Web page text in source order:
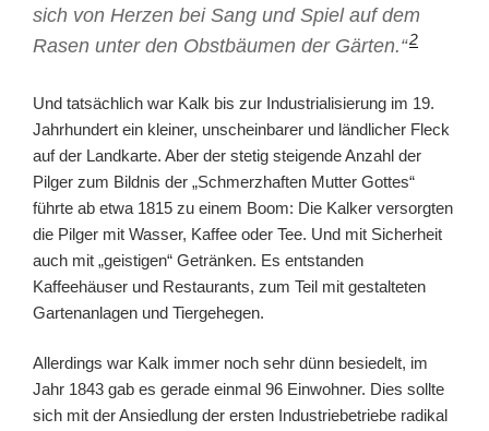
sich von Herzen bei Sang und Spiel auf dem
Rasen unter den Obstbäumen der Gärten.“2
Und tatsächlich war Kalk bis zur Industrialisierung im 19.
Jahrhundert ein kleiner, unscheinbarer und ländlicher Fleck
auf der Landkarte. Aber der stetig steigende Anzahl der
Pilger zum Bildnis der „Schmerzhaften Mutter Gottes“
führte ab etwa 1815 zu einem Boom: Die Kalker versorgten
die Pilger mit Wasser, Kaffee oder Tee. Und mit Sicherheit
auch mit „geistigen“ Getränken. Es entstanden
Kaffeehäuser und Restaurants, zum Teil mit gestalteten
Gartenanlagen und Tiergehegen.
Allerdings war Kalk immer noch sehr dünn besiedelt, im
Jahr 1843 gab es gerade einmal 96 Einwohner. Dies sollte
sich mit der Ansiedlung der ersten Industriebetriebe radikal